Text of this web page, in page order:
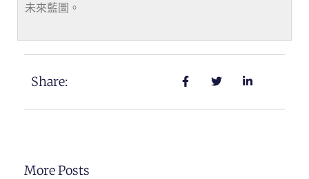
未來藍圖。
Share:
More Posts